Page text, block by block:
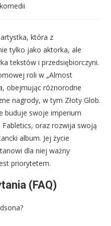
która z
tylko jako aktorka, ale
tekstów i przedsiębiorczyni.
roli w „Almost
obejmując różnorodne
nagrody, w tym Złoty Glob.
buduje swoje imperium
oraz rozwija swoją
album. Jej życie
dla niej ważny
priorytetem.
(FAQ)